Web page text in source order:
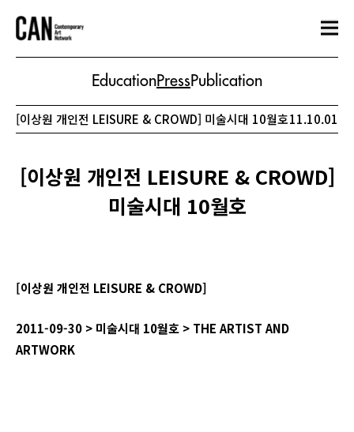
EducationPressPublication
[이상원 개인전 LEISURE & CROWD] 미술시대 10월호11.10.01
[이상원 개인전 LEISURE & CROWD]
미술시대 10월호
[이상원 개인전 LEISURE & CROWD]
2011-09-30 > 미술시대 10월호 > THE ARTIST AND
ARTWORK